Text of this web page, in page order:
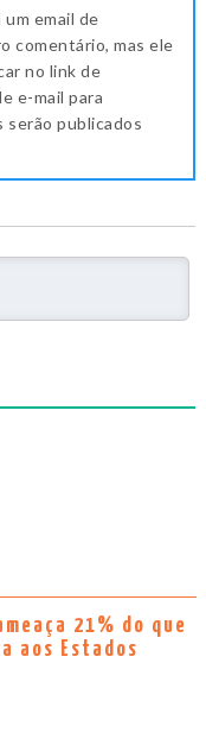
email de
comentário, mas ele
no link de
e-mail para
serão publicados
21% do que
aos Estados